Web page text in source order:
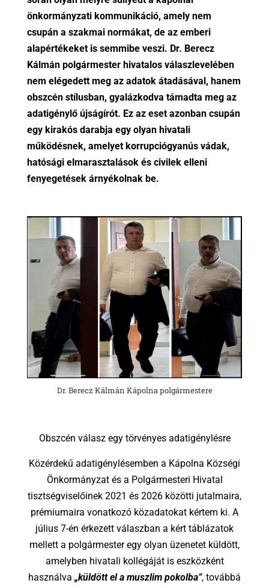
önkormányzati kommunikáció, amely nem
csupán a szakmai normákat, de az emberi
alapértékeket is semmibe veszi. Dr. Berecz
Kálmán polgármester hivatalos válaszlevelében
nem elégedett meg az adatok átadásával, hanem
obszcén stílusban, gyalázkodva támadta meg az
adatigénylő újságírót. Ez az eset azonban csupán
egy kirakós darabja egy olyan hivatali
működésnek, amelyet korrupciógyanús vádak,
hatósági elmarasztalások és civilek elleni
fenyegetések árnyékolnak be.
Dr. Berecz Kálmán Kápolna polgármestere
Obszcén válasz egy törvényes adatigénylésre
Közérdekű adatigénylésemben a Kápolna Községi
Önkormányzat és a Polgármesteri Hivatal
tisztségviselőinek 2021 és 2026 közötti jutalmaira,
prémiumaira vonatkozó közadatokat kértem ki. A
július 7-én érkezett válaszban a kért táblázatok
mellett a polgármester egy olyan üzenetet küldött,
amelyben hivatali kollégáját is eszközként
használva „küldött el a muszlim pokolba”, továbbá